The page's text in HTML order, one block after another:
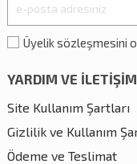
Üyelik sözleşmesini
YARDIM VE İLETİŞİM
Site Kullanım Şartları
Gizlilik ve Kullanım
Ödeme ve Teslimat